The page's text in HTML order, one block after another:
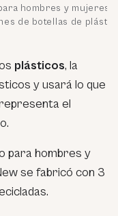
hombres y
de botellas de
plásticos, la
y usará lo que
el
para hombres y
se fabricó con 3